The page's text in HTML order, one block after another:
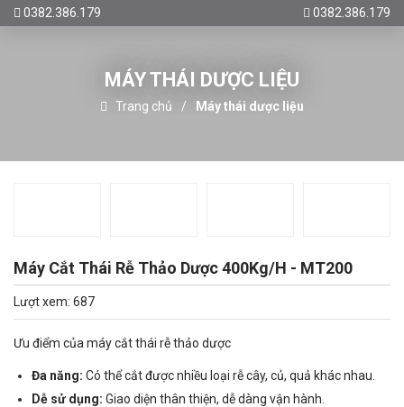
0382.386.179 0382.386.179
MÁY THÁI DƯỢC LIỆU
Trang chủ Máy thái dược liệu
Máy Cắt Thái Rễ Thảo Dược 400Kg/H - MT200
Lượt xem: 687
Ưu điểm của máy cắt thái rễ thảo dược
Đa năng: Có thể cắt được nhiều loại rễ cây, củ, quả khác nhau.
Dễ sử dụng: Giao diện thân thiện, dễ dàng vận hành.